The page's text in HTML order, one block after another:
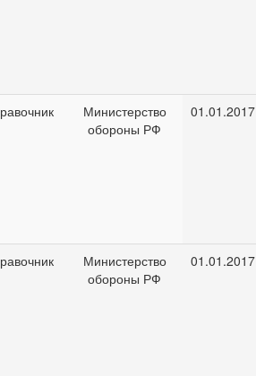
Министерство
обороны РФ
01.01.2017
Министерство
обороны РФ
01.01.2017